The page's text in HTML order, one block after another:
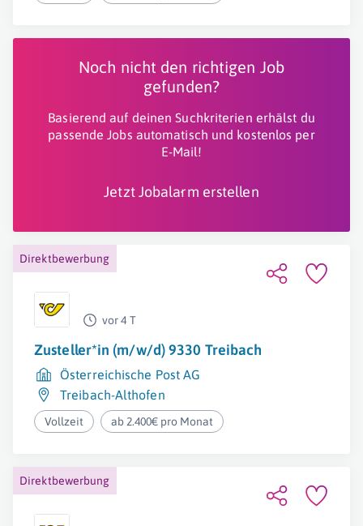
Noch nicht den richtigen Job
gefunden?
Basierend auf deinen Suchkriterien erhälst du
passende Jobs automatisch und kostenlos per
E-Mail!
Jetzt Jobalarm erstellen
Direktbewerbung
vor 4 T
Zusteller*in (m/w/d) 9330 Treibach
Österreichische Post AG
Treibach-Althofen
Vollzeit ab 2.400€ pro Monat
Direktbewerbung